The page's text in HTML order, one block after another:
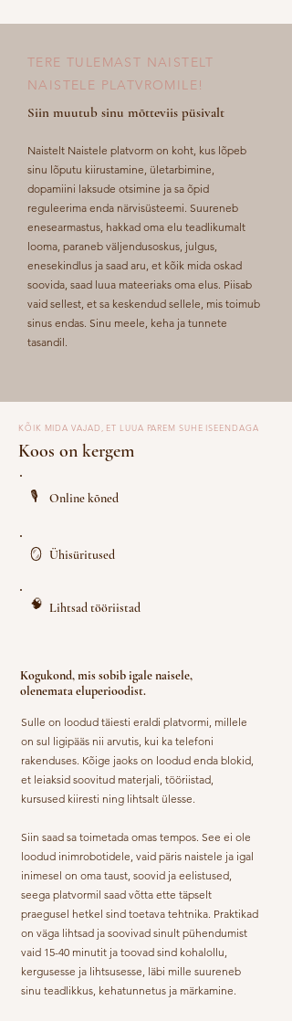
TERE TULEMAST NAISTELT
NAISTELE PLATVROMILE!
Siin muutub sinu mõtteviis püsivalt
Naistelt Naistele platvorm on koht, kus lõpeb
sinu lõputu kiirustamine, ületarbimine,
dopamiini laksude otsimine ja sa õpid
reguleerima enda närvisüsteemi. Suureneb
enesearmastus, hakkad oma elu teadlikumalt
looma, paraneb väljendusoskus, julgus,
enesekindlus ja saad aru, et kõik mida oskad
soovida, saad luua mateeriaks oma elus. Piisab
vaid sellest, et sa keskendud sellele, mis toimub
sinus endas. Sinu meele, keha ja tunnete
tasandil.
KÕIK MIDA VAJAD, ET LUUA PAREM SUHE ISEENDAGA
Koos on kergem
🎙 Online kõned
​🪞 Ühisüritused
​🧠 Lihtsad tööriistad
Kogukond, mis sobib igale naisele,
olenemata eluperioodist.
Sulle on loodud täiesti eraldi platvormi, millele
on sul ligipääs nii arvutis, kui ka telefoni
rakenduses. Kõige jaoks on loodud enda blokid,
et leiaksid soovitud materjali, tööriistad,
kursused kiiresti ning lihtsalt ülesse.
Siin saad sa toimetada omas tempos. See ei ole
loodud inimrobotidele, vaid päris naistele ja igal
inimesel on oma taust, soovid ja eelistused,
seega platvormil saad võtta ette täpselt
praegusel hetkel sind toetava tehtnika. Praktikad
on väga lihtsad ja soovivad sinult pühendumist
vaid 15-40 minutit ja toovad sind kohalollu,
kergusesse ja lihtsusesse, läbi mille suureneb
sinu teadlikkus, kehatunnetus ja märkamine.